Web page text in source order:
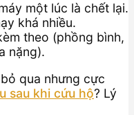
một lúc là chết lại.
khá nhiều.
theo (phồng bình,
nặng).
qua nhưng cực
sau khi cứu hộ? Lý